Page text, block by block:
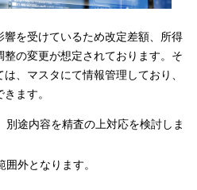
を受けているため改定差額、所得
の変更が想定されております。そ
、マスタにて情報管理しており、
ます。
別途内容を精査の上対応を検討しま
外となります。